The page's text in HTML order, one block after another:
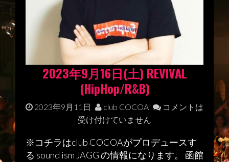
2023年9月16日(土) REVIVAL
(HipHop/R&B)
2023年9月11日 club COCOA
コメントは
受け付けていません
※コチラはclub COCOAがプロデュースす
る sound ism JAGG の情報になります。 函館